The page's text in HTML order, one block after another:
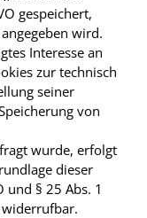
gespeichert,
wird.
Interesse an
zur technisch
seiner
von
wurde, erfolgt
dieser
und § 25 Abs. 1
widerrufbar.